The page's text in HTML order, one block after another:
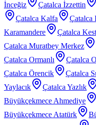
İnceğiz
Çatalca İzzettin
Çatalca Kalfa
Çatalca
Karamandere
Çatalca
Çatalca Muratbey Merkez
Çatalca Ormanlı
Çatalca
Çatalca Örencik
Çatalca
Yaylacık
Çatalca Yazlık
Büyükçekmece Ahmediye
Büyükçekmece Atatürk